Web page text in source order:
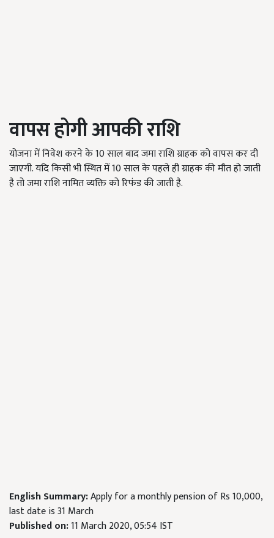
वापस होगी आपकी राशि
योजना में निवेश करने के 10 साल बाद जमा राशि ग्राहक को वापस कर दी
जाएगी. यदि किसी भी स्थित में 10 साल के पहले ही ग्राहक की मौत हो जाती
है तो जमा राशि नामित व्यक्ति को रिफंड की जाती है.
English Summary:Apply for a monthly pension of Rs 10,000,
last date is 31 March
Published on:11 March 2020, 05:54 IST